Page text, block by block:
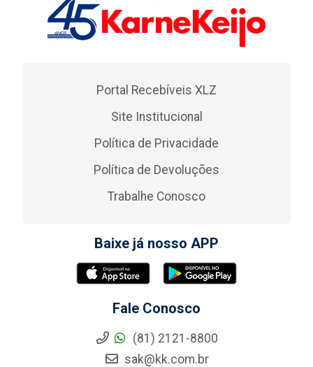
Portal Recebíveis XLZ
Site Institucional
Política de Privacidade
Política de Devoluções
Trabalhe Conosco
Baixe já nosso APP
Fale Conosco
(81) 2121-8800
sak@kk.com.br